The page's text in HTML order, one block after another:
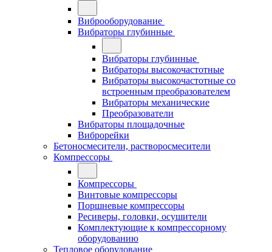
Виброоборудование
Вибраторы глубинные
Вибраторы глубинные
Вибраторы высокочастотные
Вибраторы высокочастотные со
встроенным преобразователем
Вибраторы механические
Преобразователи
Вибраторы площадочные
Виброрейки
Бетоносмесители, растворосмесители
Компрессоры
Компрессоры
Винтовые компрессоры
Поршневые компрессоры
Ресиверы, головки, осушители
Комплектующие к компрессорному
оборудованию
Тепловое оборудование